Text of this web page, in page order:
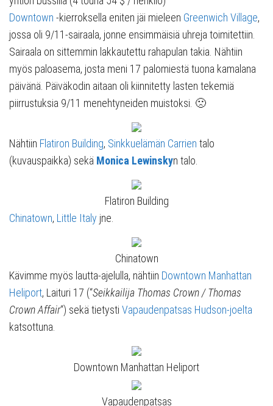
Downtown -kierroksella eniten jäi mieleen Greenwich Village,
jossa oli 9/11-sairaala, jonne ensimmäisiä uhreja toimitettiin.
Sairaala on sittemmin lakkautettu rahapulan takia. Nähtiin
myös paloasema, josta meni 17 palomiestä tuona kamalana
päivänä. Päiväkodin aitaan oli kiinnitetty lasten tekemiä
piirrustuksia 9/11 menehtyneiden muistoksi. 🙁
Nähtiin Flatiron Building, Sinkkuelämän Carrien talo
(kuvauspaikka) sekä Monica Lewinskyn talo.
Flatiron Building
Chinatown, Little Italy jne.
Chinatown
Kävimme myös lautta-ajelulla, nähtiin Downtown Manhattan
Heliport, Laituri 17 (“Seikkailija Thomas Crown / Thomas
Crown Affair“) sekä tietysti Vapaudenpatsas Hudson-joelta
katsottuna.
Downtown Manhattan Heliport
Vapaudenpatsas